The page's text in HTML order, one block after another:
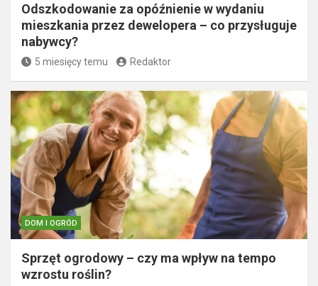
Odszkodowanie za opóźnienie w wydaniu
mieszkania przez dewelopera – co przysługuje
nabywcy?
5 miesięcy temu Redaktor
DOM I OGRÓD
Sprzęt ogrodowy – czy ma wpływ na tempo
wzrostu roślin?